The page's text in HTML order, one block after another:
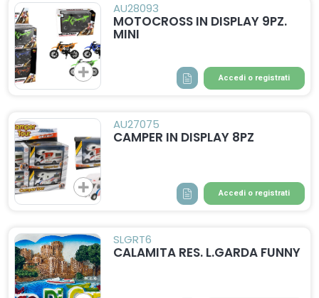
AU28093
MOTOCROSS IN DISPLAY 9PZ.
MINI
Accedi o registrati
AU27075
CAMPER IN DISPLAY 8PZ
Accedi o registrati
SLGRT6
CALAMITA RES. L.GARDA FUNNY